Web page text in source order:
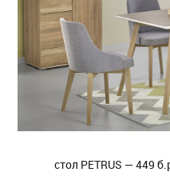
стол PETRUS — 449